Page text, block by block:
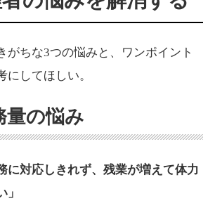
がちな3つの悩みと、ワンポイント
にしてほしい。
量の悩み
に対応しきれず、残業が増えて体力